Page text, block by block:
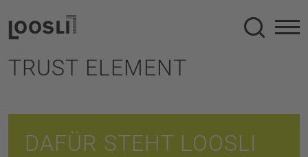
Suche
TRUST ELEMENT
DAFÜR STEHT LOOSLI